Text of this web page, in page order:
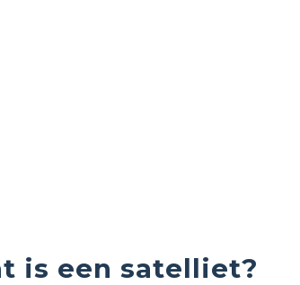
is een satelliet?